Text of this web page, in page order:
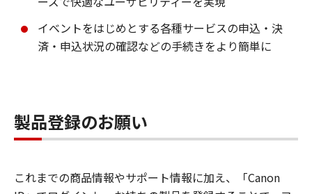
イベントをはじめとする各種サービスの申込・決
済・申込状況の確認などの手続きをより簡単に
製品登録のお願い
これまでの商品情報やサポート情報に加え、「Canon